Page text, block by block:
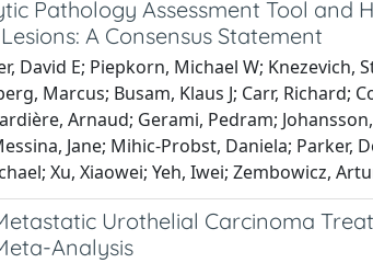
Pathology Assessment Tool and
A Consensus Statement
David E; Piepkorn, Michael W; Knezevich,
Marcus; Busam, Klaus J; Carr, Richard;
Arnaud; Gerami, Pedram;
Jane; Mihic-Probst, Daniela; Parker,
Xu, Xiaowei; Yeh, Iwei; Zembowicz,
Urothelial Carcinoma
Analysis